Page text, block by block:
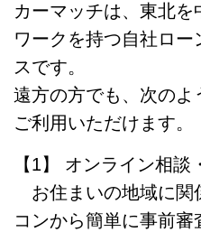
カーマッチは、東北を
ワークを持つ自社ロ
スです。
遠方の方でも、次のよ
ご利用いただけます。
【1】 オンライン相談
お住まいの地域に関
コンから簡単に事前